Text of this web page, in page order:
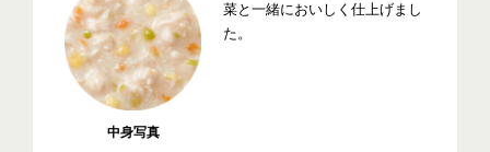
中身写真
菜と一緒においしく仕上げまし
た。